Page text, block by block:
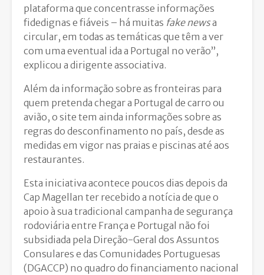
plataforma que concentrasse informações
fidedignas e fiáveis – há muitas fake newsa
circular, em todas as temáticas que têm a ver
com uma eventual ida a Portugal no verão”,
explicou a dirigente associativa.
Além da informação sobre as fronteiras para
quem pretenda chegar a Portugal de carro ou
avião, o site tem ainda informações sobre as
regras do desconfinamento no país, desde as
medidas em vigor nas praias e piscinas até aos
restaurantes.
Esta iniciativa acontece poucos dias depois da
Cap Magellan ter recebido a notícia de que o
apoio à sua tradicional campanha de segurança
rodoviária entre França e Portugal não foi
subsidiada pela Direção-Geral dos Assuntos
Consulares e das Comunidades Portuguesas
(DGACCP) no quadro do financiamento nacional